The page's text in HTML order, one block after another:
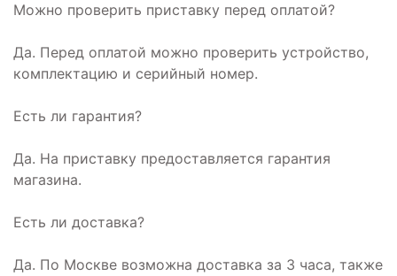
Можно проверить приставку перед оплатой?
Да. Перед оплатой можно проверить устройство,
комплектацию и серийный номер.
Есть ли гарантия?
Да. На приставку предоставляется гарантия
магазина.
Есть ли доставка?
Да. По Москве возможна доставка за 3 часа, также